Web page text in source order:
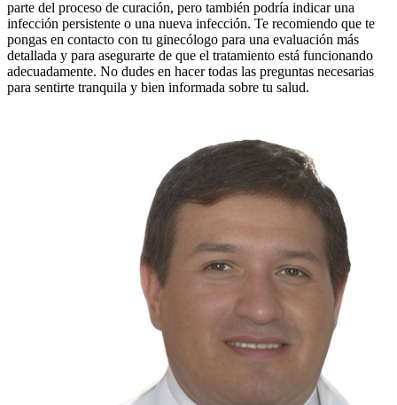
parte del proceso de curación, pero también podría indicar una
infección persistente o una nueva infección. Te recomiendo que te
pongas en contacto con tu ginecólogo para una evaluación más
detallada y para asegurarte de que el tratamiento está funcionando
adecuadamente. No dudes en hacer todas las preguntas necesarias
para sentirte tranquila y bien informada sobre tu salud.